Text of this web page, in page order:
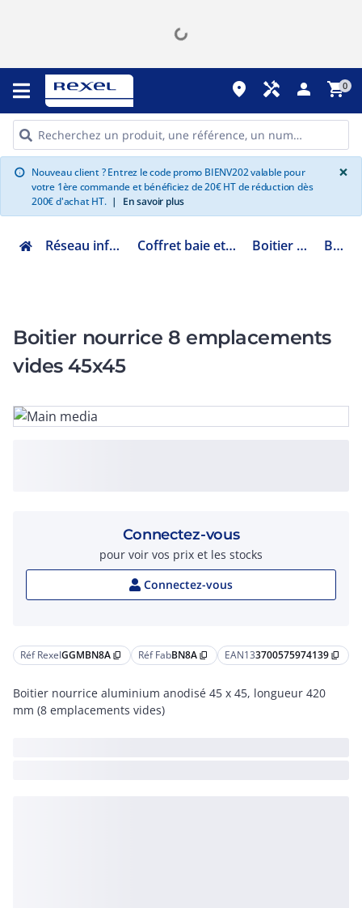
place handyman person shopping_cart0
info Nouveau client ? Entrez le code promo BIENV202 valable pour
votre 1ère commande et bénéficiez de 20€ HT de réduction dès
200€ d'achat HT. | En savoir plus
×
Réseau informatique Coffret baie et accessoires Boitier nourrice BN8A
Boitier nourrice 8 emplacements
vides 45x45
Réf RexelGGMBN8A content_copy Réf FabBN8A content_copy EAN133700575974139 content_copy
Boitier nourrice aluminium anodisé 45 x 45, longueur 420
mm (8 emplacements vides)
Connectez-vous
pour voir vos prix et les stocks
Connectez-vous